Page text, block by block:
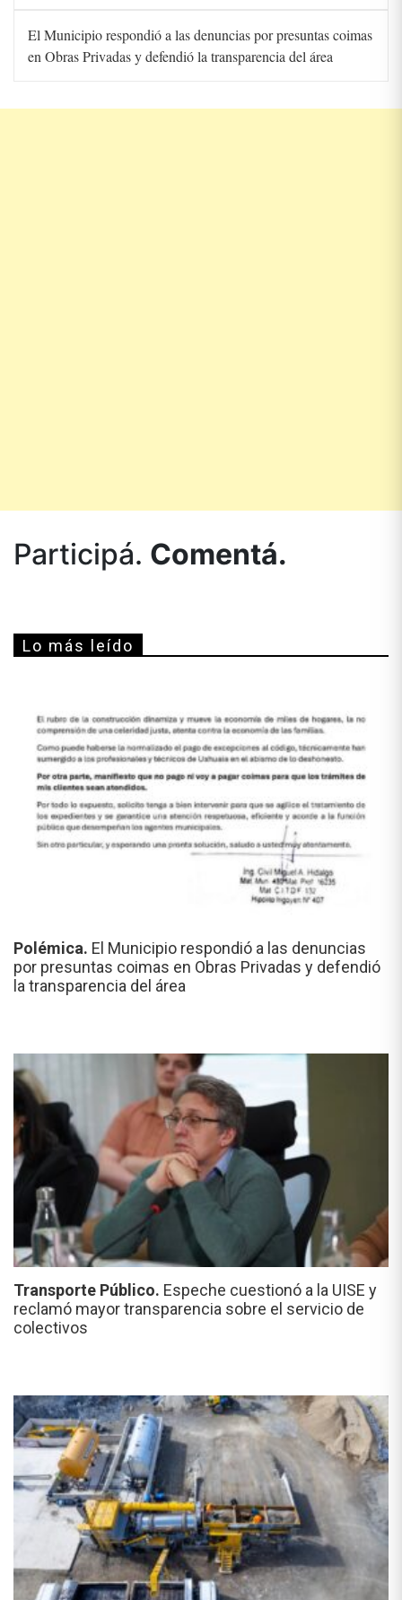
El Municipio respondió a las denuncias por presuntas coimas
en Obras Privadas y defendió la transparencia del área
Participá. Comentá.
Lo más leído
Polémica. El Municipio respondió a las denuncias
por presuntas coimas en Obras Privadas y defendió
la transparencia del área
Transporte Público. Espeche cuestionó a la UISE y
reclamó mayor transparencia sobre el servicio de
colectivos